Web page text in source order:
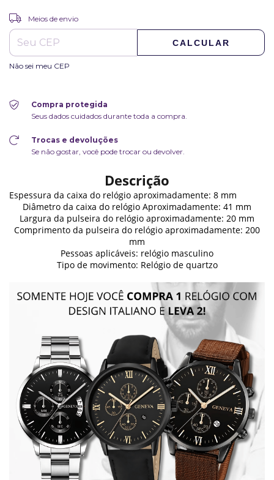
Entregas para o CEP:
Meios de envio
CALCULAR
Não sei meu CEP
Compra protegida
Seus dados cuidados durante toda a compra.
Trocas e devoluções
Se não gostar, você pode trocar ou devolver.
Descrição
Espessura da caixa do relógio aproximadamente: 8 mm
Diâmetro da caixa do relógio Aproximadamente: 41 mm
Largura da pulseira do relógio aproximadamente: 20 mm
Comprimento da pulseira do relógio aproximadamente: 200
mm
Pessoas aplicáveis: relógio masculino
Tipo de movimento: Relógio de quartzo